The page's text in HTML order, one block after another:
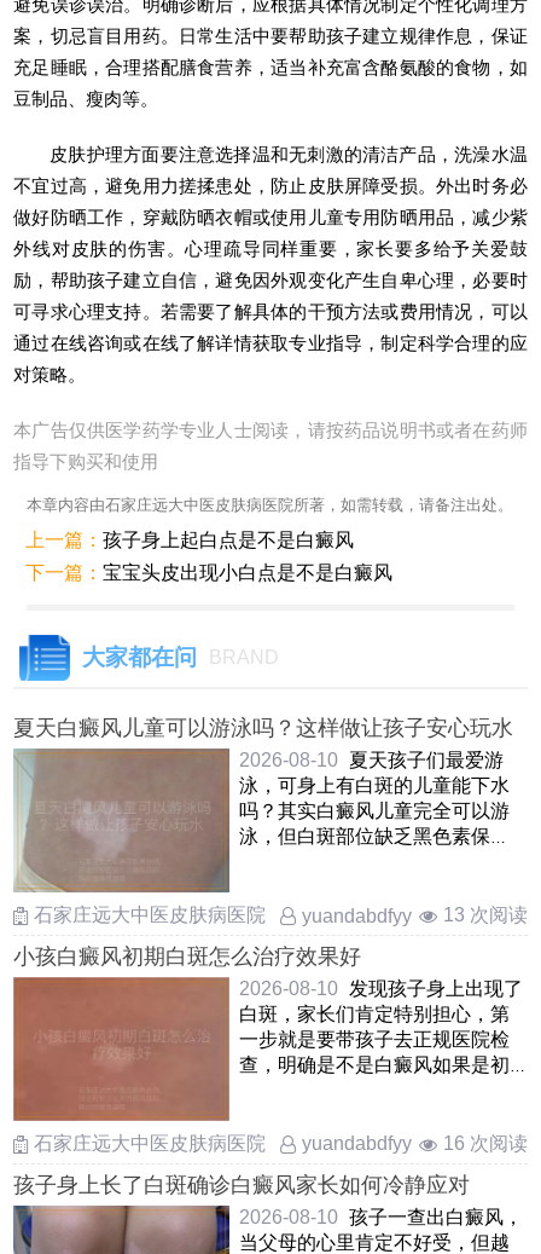
避免误诊误治。明确诊断后，应根据具体情况制定个性化调理方
案，切忌盲目用药。日常生活中要帮助孩子建立规律作息，保证
充足睡眠，合理搭配膳食营养，适当补充富含酪氨酸的食物，如
豆制品、瘦肉等。
皮肤护理方面要注意选择温和无刺激的清洁产品，洗澡水温
不宜过高，避免用力搓揉患处，防止皮肤屏障受损。外出时务必
做好防晒工作，穿戴防晒衣帽或使用儿童专用防晒用品，减少紫
外线对皮肤的伤害。心理疏导同样重要，家长要多给予关爱鼓
励，帮助孩子建立自信，避免因外观变化产生自卑心理，必要时
可寻求心理支持。若需要了解具体的干预方法或费用情况，可以
通过在线咨询或在线了解详情获取专业指导，制定科学合理的应
对策略。
本广告仅供医学药学专业人士阅读，请按药品说明书或者在药师
指导下购买和使用
本章内容由石家庄远大中医皮肤病医院所著，如需转载，请备注出处。
上一篇：孩子身上起白点是不是白癜风
下一篇：宝宝头皮出现小白点是不是白癜风
大家都在问 BRAND
夏天白癜风儿童可以游泳吗？这样做让孩子安心玩水
2026-08-10 夏天孩子们最爱游
泳，可身上有白斑的儿童能下水
吗？其实白癜风儿童完全可以游
泳，但白斑部位缺乏黑色素保
石家庄远大中医皮肤病医院
yuandabdfyy 13 次阅读
小孩白癜风初期白斑怎么治疗效果好
2026-08-10 发现孩子身上出现了
白斑，家长们肯定特别担心，第
一步就是要带孩子去正规医院检
查，明确是不是白癜风如果是初
石家庄远大中医皮肤病医院
yuandabdfyy 16 次阅读
孩子身上长了白斑确诊白癜风家长如何冷静应对
2026-08-10 孩子一查出白癜风，
当父母的心里肯定不好受，但越